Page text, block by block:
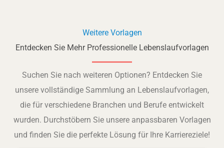
Weitere Vorlagen
Entdecken Sie Mehr Professionelle Lebenslaufvorlagen
Suchen Sie nach weiteren Optionen? Entdecken Sie
unsere vollständige Sammlung an Lebenslaufvorlagen,
die für verschiedene Branchen und Berufe entwickelt
wurden. Durchstöbern Sie unsere anpassbaren Vorlagen
und finden Sie die perfekte Lösung für Ihre Karriereziele!